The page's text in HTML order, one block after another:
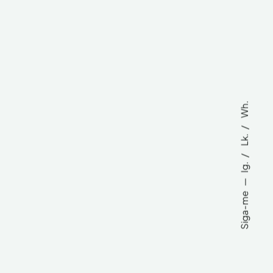
Siga-me
Ig.
Lk.
Wh.